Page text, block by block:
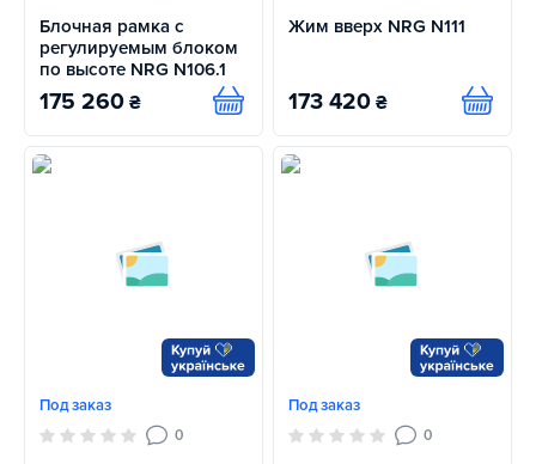
Блочная рамка с
регулируемым блоком
по высоте NRG N106.1
175 260 ₴ Купить
Жим вверх NRG N111
173 420 ₴ Купить
Под заказ
0
Под заказ
0